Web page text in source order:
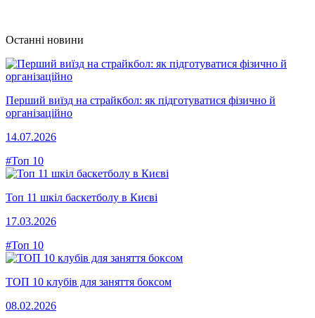
Останні новини
Перший виїзд на страйкбол: як підготуватися фізично й
організаційно
14.07.2026
#Топ 10
Топ 11 шкіл баскетболу в Києві
17.03.2026
#Топ 10
ТОП 10 клубів для заняття боксом
08.02.2026